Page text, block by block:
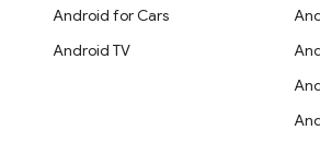
Android for Cars
Android TV